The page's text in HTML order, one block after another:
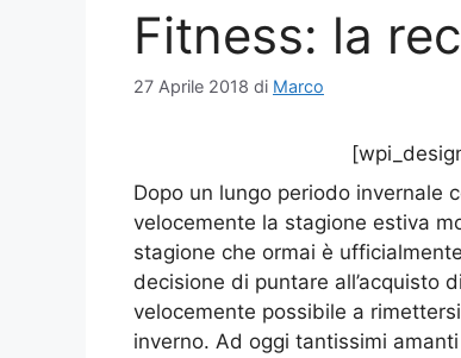
Fitness: la
27 Aprile 2018 di Marco
Dopo un lungo periodo invernale
velocemente la stagione estiva
stagione che ormai è
decisione di puntare all’acquisto
velocemente possibile a
inverno. Ad oggi tantissimi